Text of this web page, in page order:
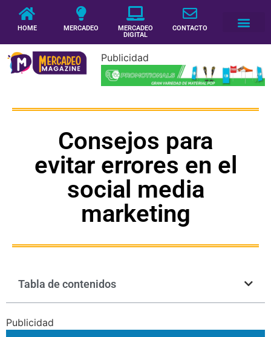
HOME MERCADEO
MERCADEO
DIGITAL
CONTACTO
Publicidad
Consejos para
evitar errores en el
social media
marketing
Tabla de contenidos
Publicidad